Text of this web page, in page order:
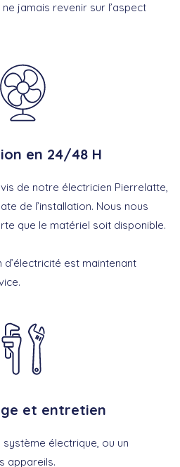
jamais revenir sur l’aspect
en 24/48 H
de notre électricien Pierrelatte,
de l’installation. Nous nous
que le matériel soit disponible.
est maintenant
et entretien
électrique, ou un
appareils.